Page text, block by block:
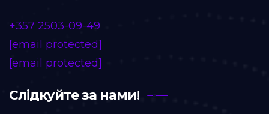
+357 2503-09-49
[email protected]
[email protected]
Слідкуйте за нами!